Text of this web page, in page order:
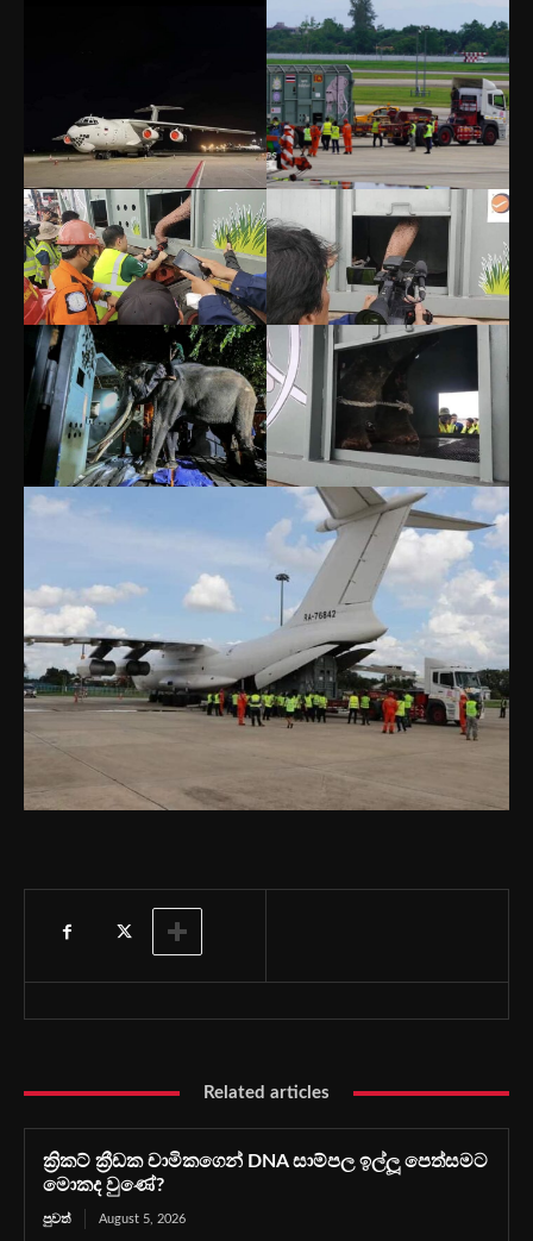
Related articles
ක්‍රිකට් ක්‍රීඩක චාමිකගෙන් DNA සාම්පල ඉල්ලූ පෙත්සමට
මොකද වුණේ?
පුවත් August 5, 2026